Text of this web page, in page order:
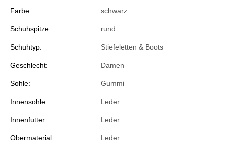
Farbe: schwarz
Schuhspitze: rund
Schuhtyp: Stiefeletten & Boots
Geschlecht: Damen
Sohle: Gummi
Innensohle: Leder
Innenfutter: Leder
Obermaterial: Leder